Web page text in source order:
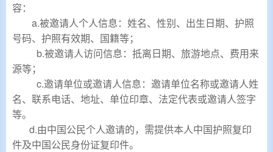
容：
a.被邀请人个人信息：姓名、性别、出生日期、护照
号码、护照有效期、国籍等；
b.被邀请人访问信息：抵离日期、旅游地点、费用来
源等；
c.邀请单位或邀请人信息： 邀请单位名称或邀请人姓
名、联系电话、地址、单位印章、法定代表或邀请人签字
等。
d.由中国公民个人邀请的，需提供本人中国护照复印
件及中国公民身份证复印件。